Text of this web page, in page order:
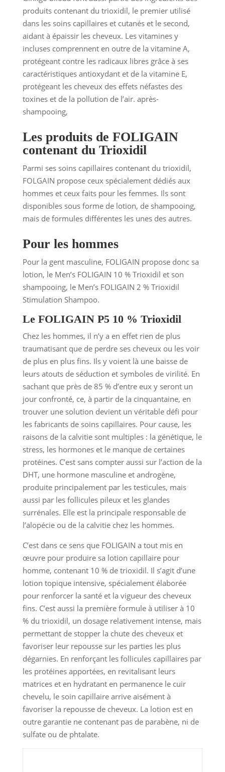
produits contenant du trioxidil, le premier utilisé
dans les soins capillaires et cutanés et le second,
aidant à épaissir les cheveux. Les vitamines y
incluses comprennent en outre de la vitamine A,
protégeant contre les radicaux libres grâce à ses
caractéristiques antioxydant et de la vitamine E,
protégeant les cheveux des effets néfastes des
toxines et de la pollution de l’air. après-
shampooing,
Les produits de FOLIGAIN
contenant du Trioxidil
Parmi ses soins capillaires contenant du trioxidil,
FOLGAIN propose ceux spécialement dédiés aux
hommes et ceux faits pour les femmes. Ils sont
disponibles sous forme de lotion, de shampooing,
mais de formules différentes les unes des autres.
Pour les hommes
Pour la gent masculine, FOLIGAIN propose donc sa
lotion, le Men’s FOLIGAIN 10 % Trioxidil et son
shampooing, le Men’s FOLIGAIN 2 % Trioxidil
Stimulation Shampoo.
Le FOLIGAIN P5 10 % Trioxidil
Chez les hommes, il n’y a en effet rien de plus
traumatisant que de perdre ses cheveux ou les voir
de plus en plus fins. Ils y voient là une baisse de
leurs atouts de séduction et symboles de virilité. En
sachant que près de 85 % d’entre eux y seront un
jour confronté, ce, à partir de la cinquantaine, en
trouver une solution devient un véritable défi pour
les fabricants de soins capillaires. Pour cause, les
raisons de la calvitie sont multiples : la génétique, le
stress, les hormones et le manque de certaines
protéines. C’est sans compter aussi sur l’action de la
DHT, une hormone masculine et androgène,
produite principalement par les testicules, mais
aussi par les follicules pileux et les glandes
surrénales. Elle est la principale responsable de
l’alopécie ou de la calvitie chez les hommes.
C’est dans ce sens que FOLIGAIN a tout mis en
œuvre pour produire sa lotion capillaire pour
homme, contenant 10 % de trioxidil. Il s’agit d’une
lotion topique intensive, spécialement élaborée
pour renforcer la santé et la vigueur des cheveux
fins. C’est aussi la première formule à utiliser à 10
% du trioxidil, un dosage relativement intense, mais
permettant de stopper la chute des cheveux et
favoriser leur repousse sur les parties les plus
dégarnies. En renforçant les follicules capillaires par
les protéines apportées, en revitalisant leurs
matrices et en hydratant en permanence le cuir
chevelu, le soin capillaire arrive aisément à
favoriser la repousse de cheveux. La lotion est en
outre garantie ne contenant pas de parabène, ni de
sulfate ou de phtalate.